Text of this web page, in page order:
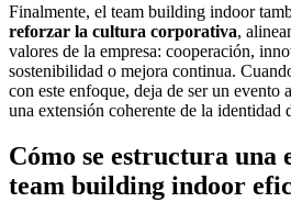
Finalmente, el team building indoor
reforzar la cultura corporativa,
valores de la empresa: cooperación,
sostenibilidad o mejora continua.
con este enfoque, deja de ser un evento
una extensión coherente de la identidad
Cómo se estructura una
team building indoor